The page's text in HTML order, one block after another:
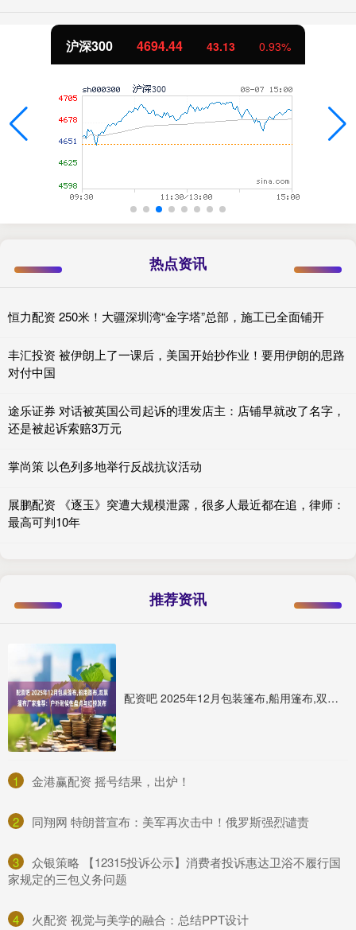
北证50 1134.24 11.37 1.01%
热点资讯
恒力配资 250米！大疆深圳湾“金字塔”总部，施工已全面铺开
丰汇投资 被伊朗上了一课后，美国开始抄作业！要用伊朗的思路
对付中国
途乐证券 对话被英国公司起诉的理发店主：店铺早就改了名字，
还是被起诉索赔3万元
掌尚策 以色列多地举行反战抗议活动
展鹏配资 《逐玉》突遭大规模泄露，很多人最近都在追，律师：
最高可判10年
推荐资讯
配资吧 2025年12月包装篷布,船用篷布,双黑篷布厂家推荐：户外耐候性盘点与红榜发布
1 ​金港赢配资 摇号结果，出炉！
2 ​同翔网 特朗普宣布：美军再次击中！俄罗斯强烈谴责
3
​众银策略 【12315投诉公示】消费者投诉惠达卫浴不履行国
家规定的三包义务问题
4 ​火配资 视觉与美学的融合：总结PPT设计